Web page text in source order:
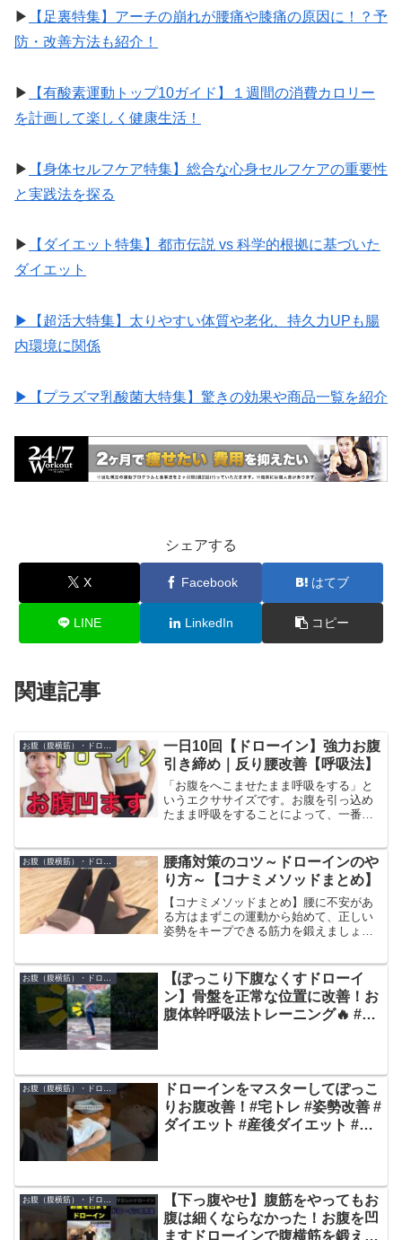
▶︎
【足裏特集】アーチの崩れが腰痛や膝痛の原因に！？予
防・改善方法も紹介！
▶︎
【有酸素運動トップ10ガイド】１週間の消費カロリー
を計画して楽しく健康生活！
▶︎
【身体セルフケア特集】総合な心身セルフケアの重要性
と実践法を探る
▶︎
【ダイエット特集】都市伝説 vs 科学的根拠に基づいた
ダイエット
▶︎【超活大特集】太りやすい体質や老化、持久力UPも腸
内環境に関係
▶︎【プラズマ乳酸菌大特集】驚きの効果や商品一覧を紹介
シェアする
X Facebook はてブ
LINE LinkedIn コピー
関連記事
お腹（腹横筋）・ドローイン
一日10回【ドローイン】強力お腹
引き締め｜反り腰改善【呼吸法】
「お腹をへこませたまま呼吸をする」と
いうエクササイズです。お腹を引っ込め
たまま呼吸をすることによって、一番奥
手な人でも安心して出来ます。普通の筋
トレではなかなか鍛えるこ...
お腹（腹横筋）・ドローイン
腰痛対策のコツ～ドローインのや
り方～【コナミメソッドまとめ】
【コナミメソッドまとめ】腰に不安があ
る方はまずこの運動から始めて、正しい
姿勢をキープできる筋力を鍛えましょ
もへの運動の教え方や美しい体づくりの
ノウハウを動画でまとめたW...
【ぽっこり下腹なくすドローイ
ン】骨盤を正常な位置に改善！お
腹体幹呼吸法トレーニング🔥 #ダ
お腹（腹横筋）・ドローイン
ドローインをマスターしてぽっこ
りお腹改善！#宅トレ #姿勢改善 #
ダイエット #産後ダイエット #く
お腹（腹横筋）・ドローイン
【下っ腹やせ】腹筋をやってもお
腹は細くならなかった！お腹を凹
ますドローインで腹横筋を鍛えて